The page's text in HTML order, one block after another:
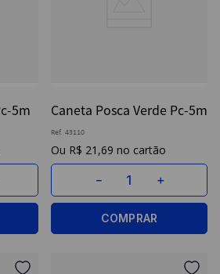
5m Caneta Posca Verde Pc-5m
Ref. 43110
R$ 21 ,69
＋
－
COMPRAR